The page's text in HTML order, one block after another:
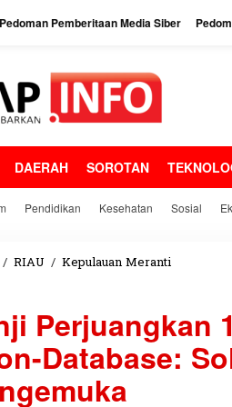
Pedoman Pemberitaan Media Siber
DAERAH SOROTAN
Pendidikan Kesehatan Sosial
/ RIAU / Kepulauan Meranti
r
a
Perjuangkan
Database: